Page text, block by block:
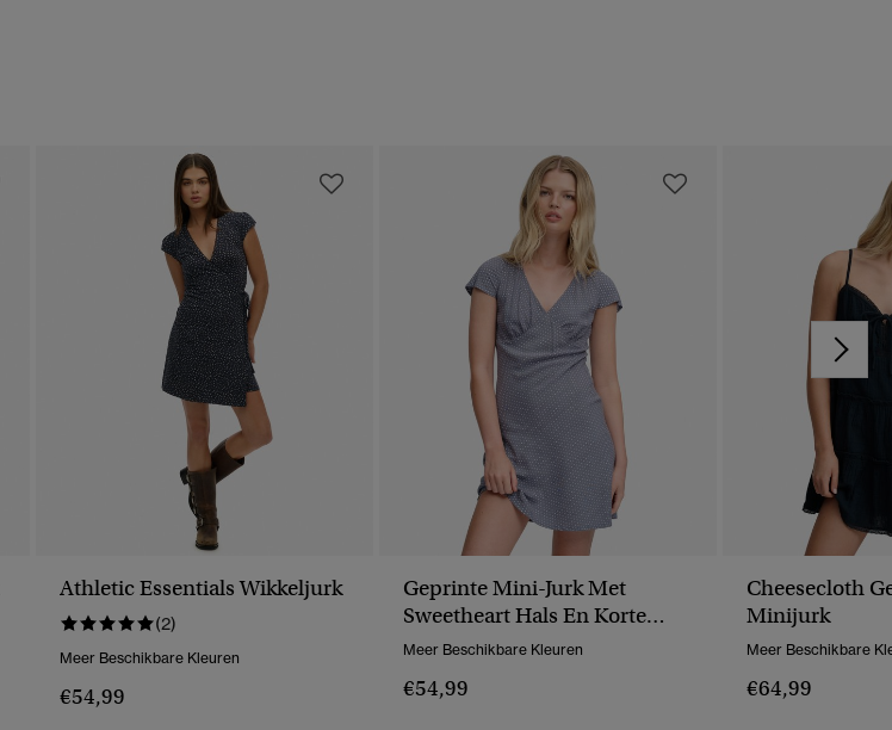
Athletic Essentials Wikkeljurk
(2)
Meer Beschikbare Kleuren
€54,99
Geprinte Mini-Jurk Met
Sweetheart Hals En Korte
Mouwen
Meer Beschikbare Kleuren
€54,99
Cheesecloth
Minijurk
Meer Beschikbare
€64,99